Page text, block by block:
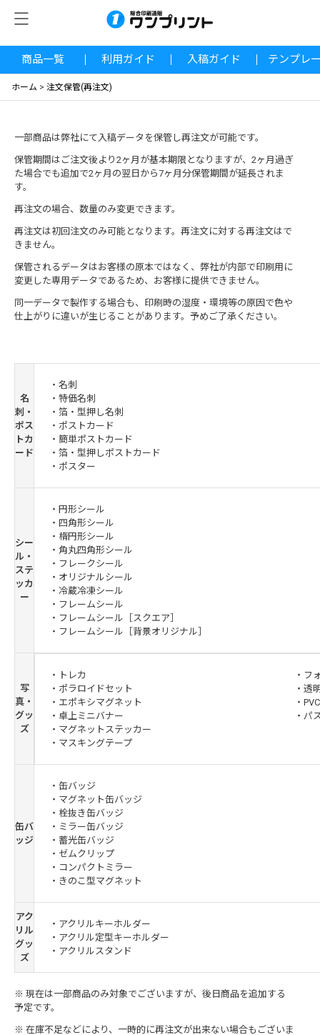
商品一覧 利用ガイド 入稿ガイド テンプレ
ホーム > 注文保管(再注文)
一部商品は弊社にて入稿データを保管し再注文が可能です。
保管期間はご注文後より2ヶ月が基本期限となりますが、2ヶ月過ぎ
た場合でも追加で2ヶ月の翌日から7ヶ月分保管期間が延長されま
す。
再注文の場合、数量のみ変更できます。
再注文は初回注文のみ可能となります。再注文に対する再注文はで
きません。
保管されるデータはお客様の原本ではなく、弊社が内部で印刷用に
変更した専用データであるため、お客様に提供できません。
同一データで製作する場合も、印刷時の湿度・環境等の原因で色や
仕上がりに違いが生じることがあります。予めご了承ください。
名
刺・
ポス
トカ
ード
・名刺
・特価名刺
・箔・型押し名刺
・ポストカード
・簡単ポストカード
・箔・型押しポストカード
・ポスター
シー
ル・
ステ
ッカ
ー
・円形シール
・四角形シール
・楕円形シール
・角丸四角形シール
・フレークシール
・オリジナルシール
・冷蔵冷凍シール
・フレームシール
・フレームシール［スクエア］
・フレームシール［背景オリジナル］
写
真・
グッ
ズ
・トレカ
・ポラロイドセット
・エポキシマグネット
・卓上ミニバナー
・マグネットステッカー
・マスキングテープ
・フ
・透
・
・パ
缶バ
ッジ
・缶バッジ
・マグネット缶バッジ
・栓抜き缶バッジ
・ミラー缶バッジ
・蓄光缶バッジ
・ゼムクリップ
・コンパクトミラー
・きのこ型マグネット
アク
リル
グッ
ズ
・アクリルキーホルダー
・アクリル定型キーホルダー
・アクリルスタンド
※ 現在は一部商品のみ対象でございますが、後日商品を追加する
予定です。
※ 在庫不足などにより、一時的に再注文が出来ない場合もございま